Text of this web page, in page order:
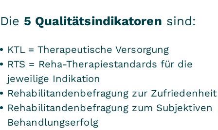
Die 5 Qualitätsindikatoren sind:
KTL = Therapeutische Versorgung
RTS = Reha-Therapiestandards für die
jeweilige Indikation
Rehabilitandenbefragung zur Zufriedenheit
Rehabilitandenbefragung zum Subjektiven
Behandlungserfolg